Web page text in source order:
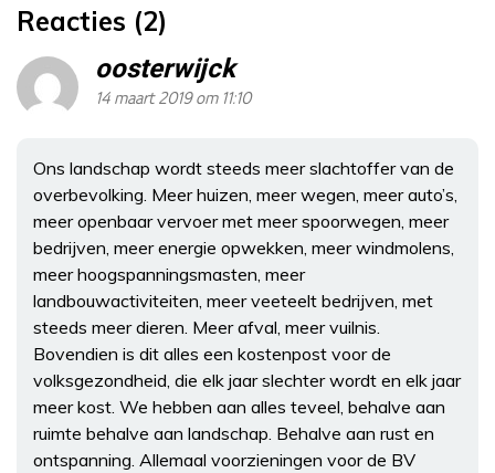
Reacties (2)
oosterwijck
14 maart 2019 om 11:10
Ons landschap wordt steeds meer slachtoffer van de
overbevolking. Meer huizen, meer wegen, meer auto’s,
meer openbaar vervoer met meer spoorwegen, meer
bedrijven, meer energie opwekken, meer windmolens,
meer hoogspanningsmasten, meer
landbouwactiviteiten, meer veeteelt bedrijven, met
steeds meer dieren. Meer afval, meer vuilnis.
Bovendien is dit alles een kostenpost voor de
volksgezondheid, die elk jaar slechter wordt en elk jaar
meer kost. We hebben aan alles teveel, behalve aan
ruimte behalve aan landschap. Behalve aan rust en
ontspanning. Allemaal voorzieningen voor de BV